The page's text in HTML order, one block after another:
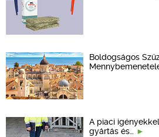
Boldogságos
A piaci
gyártás és…